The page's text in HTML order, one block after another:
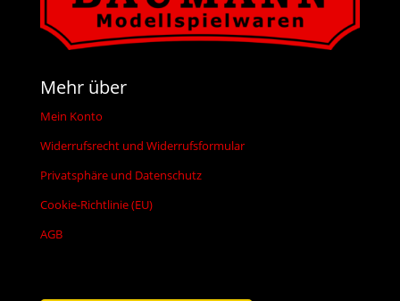
Mehr über
Mein Konto
Widerrufsrecht und Widerrufsformular
Privatsphäre und Datenschutz
Cookie-Richtlinie (EU)
AGB